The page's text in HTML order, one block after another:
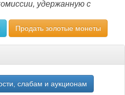
удержанную с
Продать золотые монеты
слабам и аукционам